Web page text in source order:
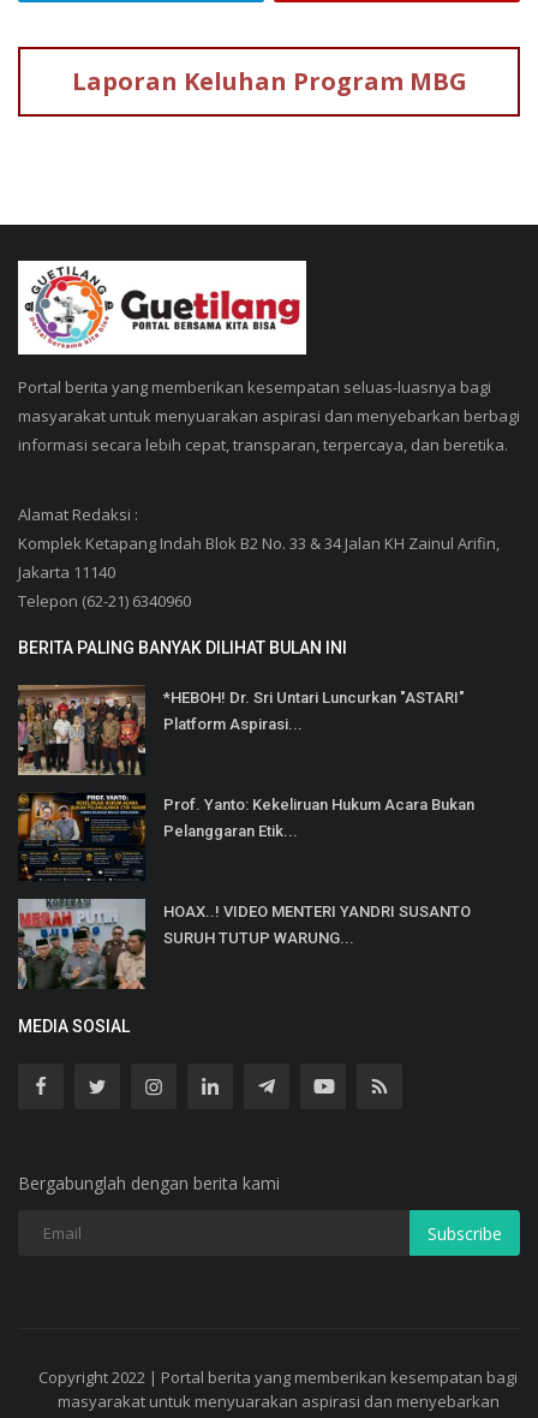
Laporan Keluhan Program MBG
Portal berita yang memberikan kesempatan seluas-luasnya bagi
masyarakat untuk menyuarakan aspirasi dan menyebarkan berbagi
informasi secara lebih cepat, transparan, terpercaya, dan beretika.
Alamat Redaksi :
Komplek Ketapang Indah Blok B2 No. 33 & 34 Jalan KH Zainul Arifin,
Jakarta 11140
Telepon (62-21) 6340960
BERITA PALING BANYAK DILIHAT BULAN INI
*HEBOH! Dr. Sri Untari Luncurkan "ASTARI"
Platform Aspirasi...
Prof. Yanto: Kekeliruan Hukum Acara Bukan
Pelanggaran Etik...
HOAX..! VIDEO MENTERI YANDRI SUSANTO
SURUH TUTUP WARUNG...
MEDIA SOSIAL
Bergabunglah dengan berita kami
Subscribe
Copyright 2022 | Portal berita yang memberikan kesempatan bagi
masyarakat untuk menyuarakan aspirasi dan menyebarkan